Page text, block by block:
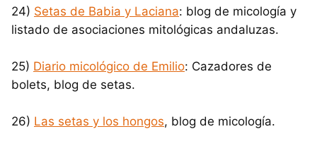
24) Setas de Babia y Laciana: blog de micología y
listado de asociaciones mitológicas andaluzas.
25) Diario micológico de Emilio: Cazadores de
bolets, blog de setas.
26) Las setas y los hongos, blog de micología.